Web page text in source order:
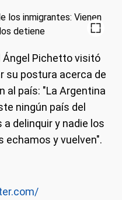
Ángel Pichetto visitó
su postura acerca de
al país: "La Argentina
ningún país del
delinquir y nadie los
echamos y vuelven".